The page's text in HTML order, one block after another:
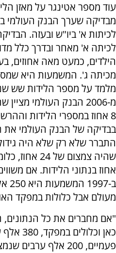
עוד מספר אטינגר על מאזן
לכיתות א' ביו"ש ובעזה.
לכיתה א' מאחר ובדרך כלל
הילדים, כמעט מאה אחוזים,
מכיתה ג'. המשמעות היא
מלמד על מספר הלידות שש
מ-2006 הבנק העולמי
8 אחוז במספרי הלידות
בבדיקה של הבנק העולמי את
התברר שלא רק שלא היה
אחוז בנתוני הלידות. אם
ב-
מעולם אבל כלולות במפקד
"אם מחברים את כל הנתונים,
כאן
פעמיים, 200 אלף